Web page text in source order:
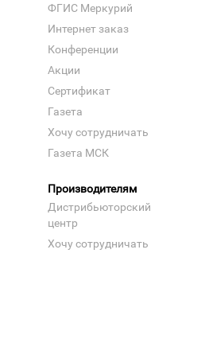
ФГИС Меркурий
Интернет заказ
Конференции
Акции
Сертификат
Газета
Хочу сотрудничать
Газета МСК
Производителям
Дистрибьюторский
центр
Хочу сотрудничать